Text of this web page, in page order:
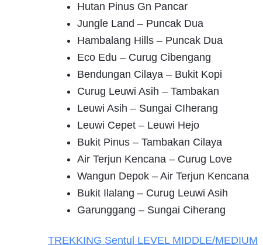
Hutan Pinus Gn Pancar
Jungle Land – Puncak Dua
Hambalang Hills – Puncak Dua
Eco Edu – Curug Cibengang
Bendungan Cilaya – Bukit Kopi
Curug Leuwi Asih – Tambakan
Leuwi Asih – Sungai CIherang
Leuwi Cepet – Leuwi Hejo
Bukit Pinus – Tambakan Cilaya
Air Terjun Kencana – Curug Love
Wangun Depok – Air Terjun Kencana
Bukit Ilalang – Curug Leuwi Asih
Garunggang – Sungai Ciherang
TREKKING Sentul LEVEL MIDDLE/MEDIUM